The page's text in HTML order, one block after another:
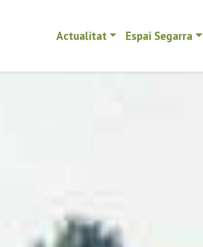
Actualitat Espai Segarra